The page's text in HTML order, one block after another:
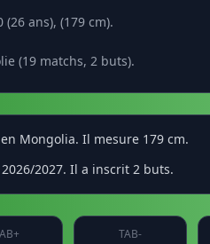
ans), (179 cm).
(19 matchs, 2 buts).
Mongolia. Il mesure 179 cm.
2027. Il a inscrit 2 buts.
TAB-